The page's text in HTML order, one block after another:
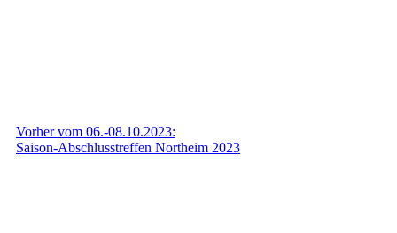
Vorher vom 06.-08.10.2023:
Saison-Abschlusstreffen Northeim 2023